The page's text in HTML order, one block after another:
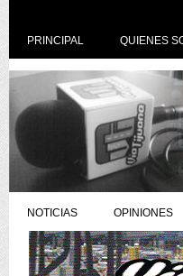
PRINCIPAL QUIENES
NOTICIAS OPINIONES